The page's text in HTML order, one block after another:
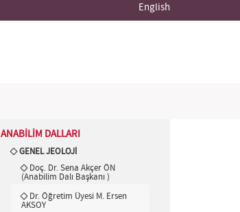
English
ANABİLİM DALLARI
GENEL JEOLOJİ
Doç. Dr. Sena Akçer ÖN
(Anabilim Dalı Başkanı )
Dr. Öğretim Üyesi M. Ersen
AKSOY